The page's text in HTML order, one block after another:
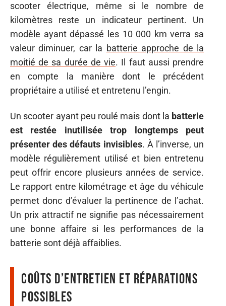
scooter électrique, même si le nombre de
kilomètres reste un indicateur pertinent. Un
modèle ayant dépassé les 10 000 km verra sa
valeur diminuer, car la batterie approche de la
moitié de sa durée de vie. Il faut aussi prendre
en compte la manière dont le précédent
propriétaire a utilisé et entretenu l’engin.
Un scooter ayant peu roulé mais dont la batterie
est restée inutilisée trop longtemps peut
présenter des défauts invisibles. À l’inverse, un
modèle régulièrement utilisé et bien entretenu
peut offrir encore plusieurs années de service.
Le rapport entre kilométrage et âge du véhicule
permet donc d’évaluer la pertinence de l’achat.
Un prix attractif ne signifie pas nécessairement
une bonne affaire si les performances de la
batterie sont déjà affaiblies.
Coûts d’entretien et réparations
possibles